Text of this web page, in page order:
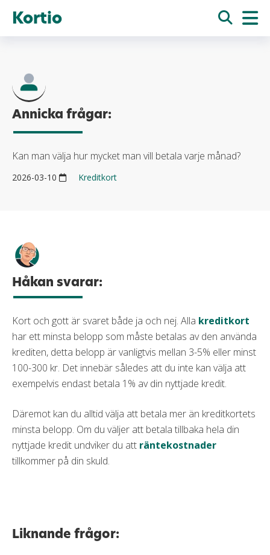
Kortio
Annicka frågar:
Kan man välja hur mycket man vill betala varje månad?
2026-03-10 Kreditkort
Håkan svarar:
Kort och gott är svaret både ja och nej. Alla kreditkort
har ett minsta belopp som måste betalas av den använda
krediten, detta belopp är vanligtvis mellan 3-5% eller minst
100-300 kr. Det innebär således att du inte kan välja att
exempelvis endast betala 1% av din nyttjade kredit.
Däremot kan du alltid välja att betala mer än kreditkortets
minsta belopp. Om du väljer att betala tillbaka hela din
nyttjade kredit undviker du att räntekostnader
tillkommer på din skuld.
Liknande frågor: